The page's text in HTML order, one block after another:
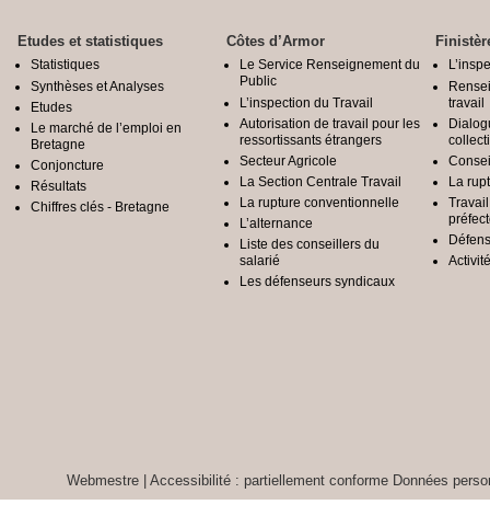
Etudes et statistiques
Statistiques
Synthèses et Analyses
Etudes
Le marché de l’emploi en
Bretagne
Conjoncture
Résultats
Chiffres clés - Bretagne
Côtes d’Armor
Le Service Renseignement du
Public
L’inspection du Travail
Autorisation de travail pour les
ressortissants étrangers
Secteur Agricole
La Section Centrale Travail
La rupture conventionnelle
L’alternance
Liste des conseillers du
salarié
Les défenseurs syndicaux
travail
La
Webmestre| Accessibilité : partiellement conforme Données